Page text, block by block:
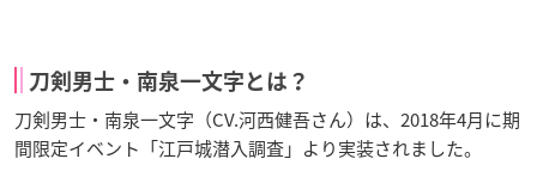
刀剣男士・南泉一文字とは？
刀剣男士・南泉一文字（CV.河西健吾さん）は、2018年4月に期
間限定イベント「江戸城潜入調査」より実装されました。